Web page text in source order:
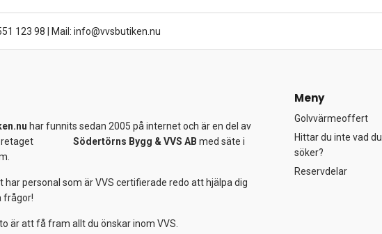
123 98 Mail: info@vvsbutiken.nu
har funnits sedan 2005 på internet och är en del av
Södertörns Bygg & VVS AB med säte i
har personal som är VVS certifierade redo att hjälpa dig
frågor!
är att få fram allt du önskar inom VVS.
Meny
Golvvärmeoffert
Hittar du inte vad du
söker?
Reservdelar